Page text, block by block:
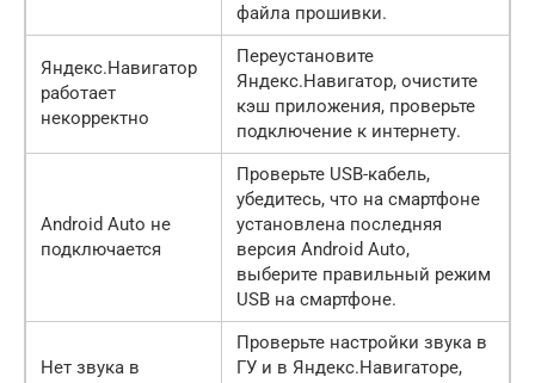
файла прошивки.
Яндекс.Навигатор
работает
некорректно
Переустановите
Яндекс.Навигатор, очистите
кэш приложения, проверьте
подключение к интернету.
Android Auto не
подключается
Проверьте USB-кабель,
убедитесь, что на смартфоне
установлена последняя
версия Android Auto,
выберите правильный режим
USB на смартфоне.
Нет звука в
Проверьте настройки звука в
ГУ и в Яндекс.Навигаторе,